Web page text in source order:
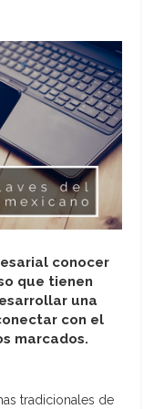
conocer
que tienen
una
con el
marcados.
tradicionales de